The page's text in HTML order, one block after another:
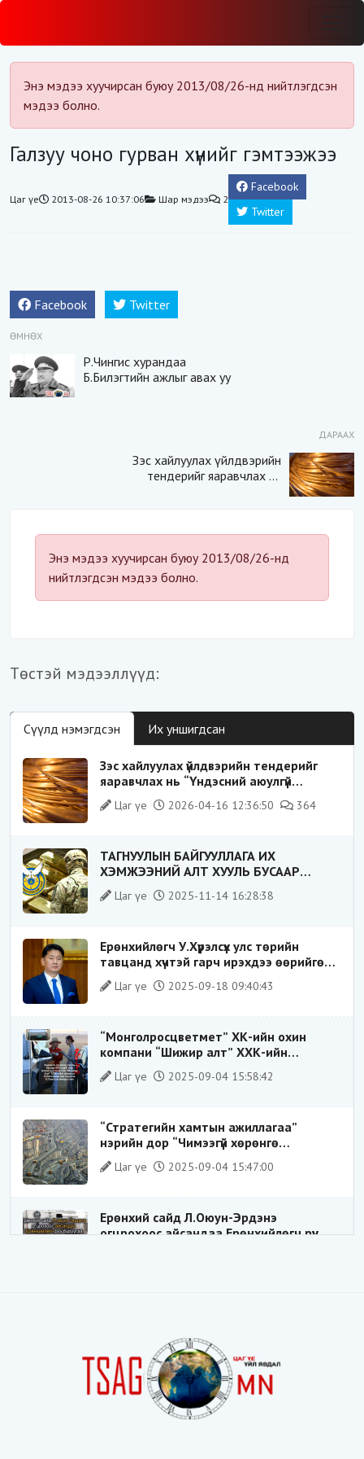
Энэ мэдээ хуучирсан буюу 2013/08/26-нд нийтлэгдсэн
мэдээ болно.
Галзуу чоно гурван хүнийг гэмтээжээ
Цаг үе 2013-08-26 10:37:06 Шар мэдээ 2
Facebook
Twitter
Facebook Twitter
ӨМНӨХ
Р.Чингис хурандаа
Б.Билэгтийн ажлыг авах уу
ДАРААХ
Зэс хайлуулах үйлдвэрийн
тендерийг яаравчлах нь
Энэ мэдээ хуучирсан буюу 2013/08/26-нд
нийтлэгдсэн мэдээ болно.
Төстэй мэдээллүүд:
Сүүлд нэмэгдсэн Их уншигдсан
Зэс хайлуулах үйлдвэрийн тендерийг
яаравчлах нь “Үндэсний аюулгүй
байдал“-д эрсдэлтэй юу?
Цаг үе 2026-04-16 12:36:50 364
ТАГНУУЛЫН БАЙГУУЛЛАГА ИХ
ХЭМЖЭЭНИЙ АЛТ ХУУЛЬ БУСААР
ХИЛЭЭР ГАРГАХ ГЭЖ БАЙСАН
ҮЙЛДЛИЙГ ТАСЛАН ЗОГСООЛОО
Цаг үе 2025-11-14 16:28:38
Ерөнхийлөгч У.Хүрэлсүх улс төрийн
тавцанд хүчтэй гарч ирэхдээ өөрийгөө
шударга ёсны төлөө тэмцэгч, “хуучин
тогтолцооны хонгилыг нураагч” гэсэн
Цаг үе 2025-09-18 09:40:43
“Монголросцветмет” ХК-ийн охин
компани “Шижир алт” ХХК-ийн
Гүйцэтгэх захирлаар ажиллаж байсан
О.Баттөмөрт холбогдох хэрэг хаашаа
Цаг үе 2025-09-04 15:58:42
“Стратегийн хамтын ажиллагаа”
нэрийн дор “Чимээгүй хөрөнгө
хуримтлал”
Цаг үе 2025-09-04 15:47:00
Ерөнхий сайд Л.Оюун-Эрдэнэ
огцрохоос айсандаа Ерөнхийлөгч рүү
Видёо: ХУУЛЬ ЗӨРЧИН СОНГОГДСОН
ХУУЛЬ ТОГТООГЧ